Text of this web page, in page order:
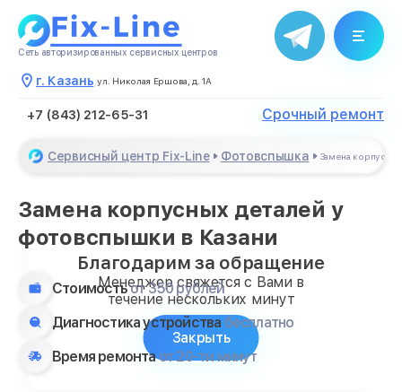
Сеть авторизированных сервисных центров
г. Казань ул. Николая Ершова, д. 1А
+7 (843) 212-65-31 Срочный ремонт
Сервисный центр Fix-Line Фотовспышка Замена
Замена корпусных деталей у
фотовспышки в Казани
Стоимостьот 350 рублей
Диагностика устройства бесплатно
Время ремонтаот 20-ти минут
Благодарим за обращение
Менеджер свяжется с Вами в
течение нескольких минут
Закрыть